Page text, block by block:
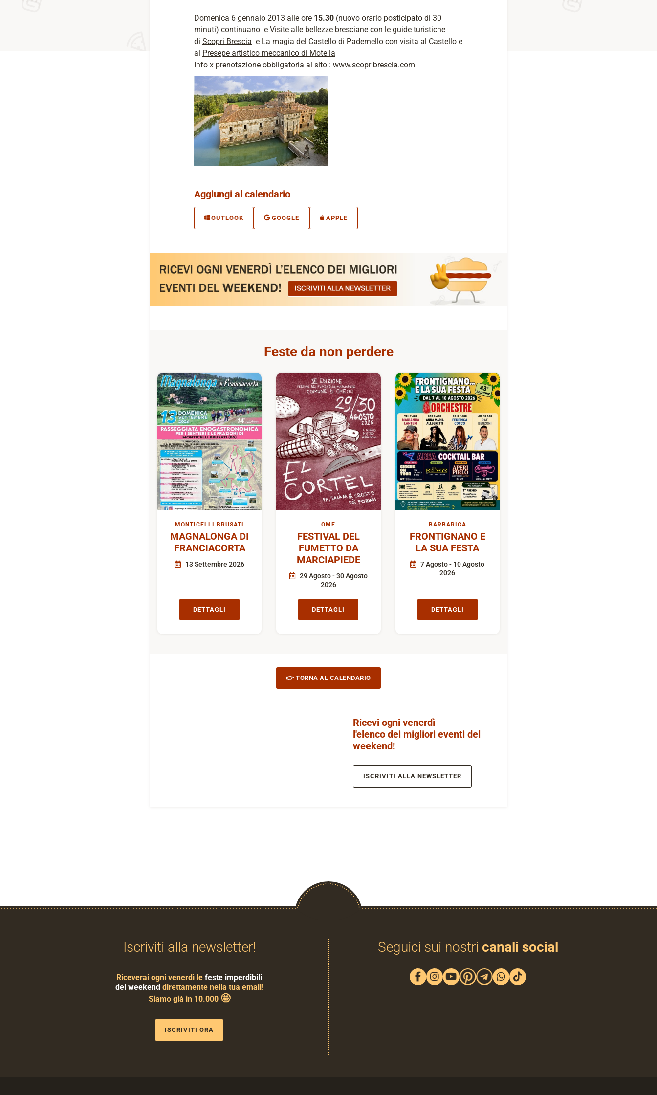
Domenica 6 gennaio 2013 alle ore 15.30 (nuovo orario posticipato di 30
minuti) continuano le Visite alle bellezze bresciane con le guide turistiche
di Scopri Brescia e La magia del Castello di Padernello con visita al Castello e
al Presepe artistico meccanico di Motella
Info x prenotazione obbligatoria al sito : www.scopribrescia.com
Aggiungi al calendario
OUTLOOK GOOGLE APPLE
Feste da non perdere
MONTICELLI BRUSATI
MAGNALONGA DI
FRANCIACORTA
13 Settembre 2026
DETTAGLI
OME
FESTIVAL DEL
FUMETTO DA
MARCIAPIEDE
29 Agosto - 30 Agosto
2026
DETTAGLI
BARBARIGA
FRONTIGNANO E
LA SUA FESTA
7 Agosto - 10 Agosto
2026
DETTAGLI
👉 TORNA AL CALENDARIO
Ricevi ogni venerdì
l'elenco dei migliori eventi del
weekend!
ISCRIVITI ALLA NEWSLETTER
Iscriviti alla newsletter!
Riceverai ogni venerdì le feste imperdibili
del weekenddirettamente nella tua email!
Siamo già in 10.000 🤩
ISCRIVITI ORA
Seguici sui nostri canali social